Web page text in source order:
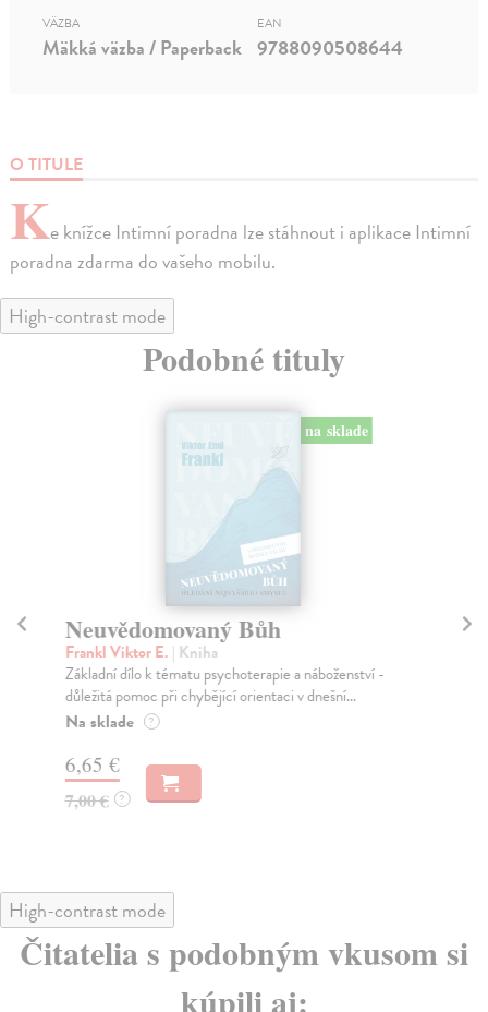
O TITULE
Ke knížce Intimní poradna lze stáhnout i aplikace Intimní
poradna zdarma do vašeho mobilu.
VÄZBA
Mäkká väzba / Paperback
EAN
9788090508644
High-contrast mode
Podobné tituly
na sklade
Neuvědomovaný Bůh
Frankl Viktor E. | Kniha
Základní dílo k tématu psychoterapie a náboženství -
důležitá pomoc při chybějící orientaci v dnešní...
Na sklade ?
6,65 €
7,00 € ?
High-contrast mode
Čitatelia s podobným vkusom si
kúpili aj: